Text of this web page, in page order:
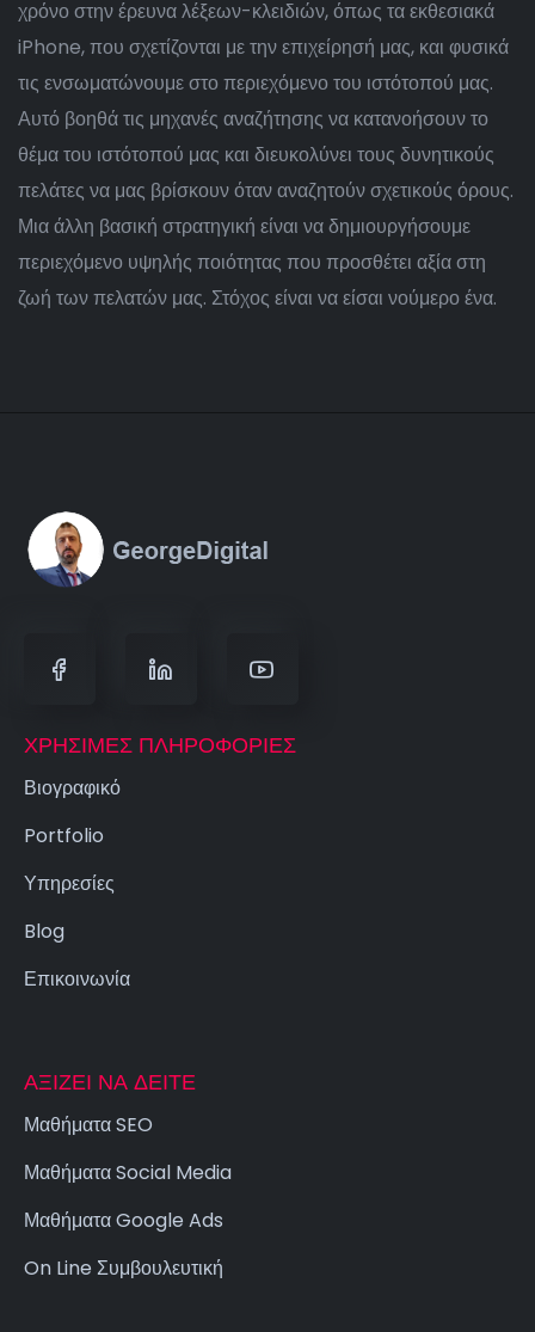
χρόνο στην έρευνα λέξεων-κλειδιών, όπως τα εκθεσιακά
iPhone, που σχετίζονται με την επιχείρησή μας, και φυσικά
τις ενσωματώνουμε στο περιεχόμενο του ιστότοπού μας.
Αυτό βοηθά τις μηχανές αναζήτησης να κατανοήσουν το
θέμα του ιστότοπού μας και διευκολύνει τους δυνητικούς
πελάτες να μας βρίσκουν όταν αναζητούν σχετικούς όρους.
Μια άλλη βασική στρατηγική είναι να δημιουργήσουμε
περιεχόμενο υψηλής ποιότητας που προσθέτει αξία στη
ζωή των πελατών μας. Στόχος είναι να είσαι νούμερο ένα.
ΧΡΉΣΙΜΕΣ ΠΛΗΡΟΦΟΡΊΕΣ
Βιογραφικό
Portfolio
Υπηρεσίες
Blog
Επικοινωνία
ΑΞΊΖΕΙ ΝΑ ΔΕΊΤΕ
Μαθήματα SEO
Μαθήματα Social Media
Μαθήματα Google Ads
On Line Συμβουλευτική